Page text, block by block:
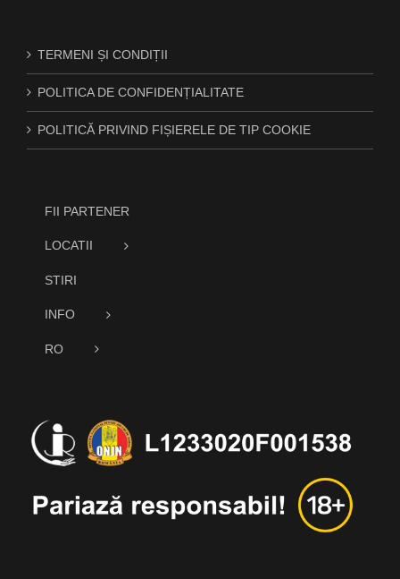
TERMENI ȘI CONDIȚII
POLITICA DE CONFIDENȚIALITATE
POLITICĂ PRIVIND FIȘIERELE DE TIP COOKIE
FII PARTENER
LOCATII
STIRI
INFO
RO